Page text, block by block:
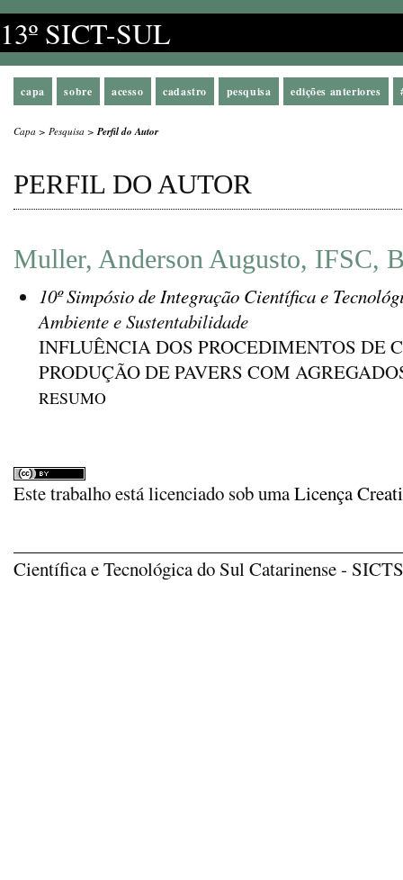
13º SICT-SUL
capa sobre acesso cadastro pesquisa edições anteriores
Capa > Pesquisa >Perfil do Autor
PERFIL DO AUTOR
Muller, Anderson Augusto, IFSC,
10º Simpósio de Integração Científica e
Ambiente e Sustentabilidade
INFLUÊNCIA DOS PROCEDIMENTOS DE
PRODUÇÃO DE PAVERS COM
RESUMO
Este trabalho está licenciado sob umaLicença
Científica e Tecnológica do Sul Catarinense -